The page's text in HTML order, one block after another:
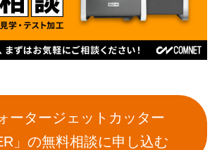
ータージェットカッター
」の無料相談に申し込む